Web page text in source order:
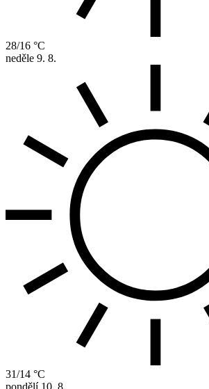
28/16 °C
neděle 9. 8.
31/14 °C
pondělí 10. 8.